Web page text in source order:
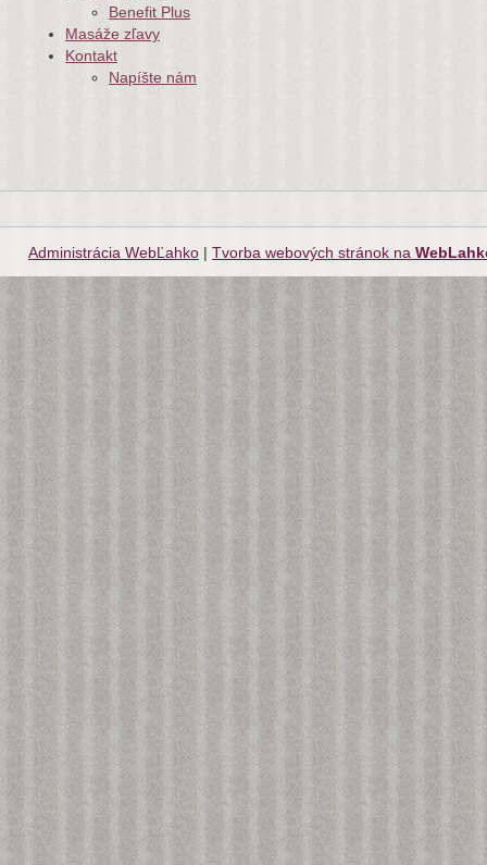
Benefit Plus
Masáže zľavy
Kontakt
Napíšte nám
Administrácia WebĽahko | Tvorba webových stránok na